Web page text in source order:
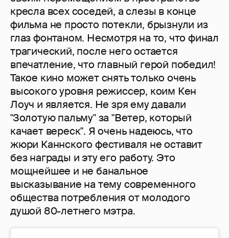
кресла всех соседей, а слезы в конце
фильма не просто потекли, брызнули из
глаз фонтаном. Несмотря на то, что финал
трагический, после него остается
впечатление, что главный герой победил!
Такое кино может снять только очень
высокого уровня режиссер, коим Кен
Лоуч и является. Не зря ему давали
"Золотую пальму" за "Ветер, который
качает вереск". Я очень надеюсь, что
жюри Каннского фестиваля не оставит
без награды и эту его работу. Это
мощнейшее и не банальное
высказывание на тему современного
общества потребления от молодого
душой 80-летнего мэтра.